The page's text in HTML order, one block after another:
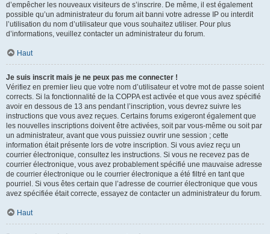
d’empêcher les nouveaux visiteurs de s’inscrire. De même, il est également
possible qu’un administrateur du forum ait banni votre adresse IP ou interdit
l’utilisation du nom d’utilisateur que vous souhaitez utiliser. Pour plus
d’informations, veuillez contacter un administrateur du forum.
Haut
Je suis inscrit mais je ne peux pas me connecter !
Vérifiez en premier lieu que votre nom d’utilisateur et votre mot de passe soient
corrects. Si la fonctionnalité de la COPPA est activée et que vous avez spécifié
avoir en dessous de 13 ans pendant l’inscription, vous devrez suivre les
instructions que vous avez reçues. Certains forums exigeront également que
les nouvelles inscriptions doivent être activées, soit par vous-même ou soit par
un administrateur, avant que vous puissiez ouvrir une session ; cette
information était présente lors de votre inscription. Si vous aviez reçu un
courrier électronique, consultez les instructions. Si vous ne recevez pas de
courrier électronique, vous avez probablement spécifié une mauvaise adresse
de courrier électronique ou le courrier électronique a été filtré en tant que
pourriel. Si vous êtes certain que l’adresse de courrier électronique que vous
avez spécifiée était correcte, essayez de contacter un administrateur du forum.
Haut